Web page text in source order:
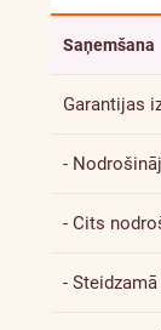
Saņemšana
Garantijas
-
- Cits
-